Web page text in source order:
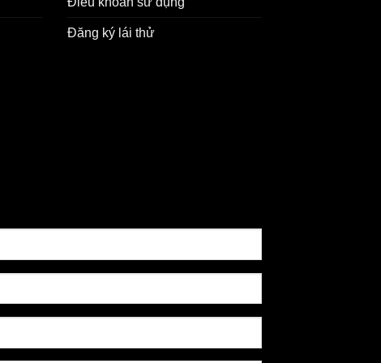
Đăng ký lái thử